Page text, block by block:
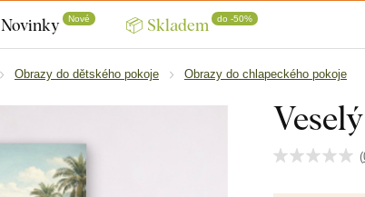
Novinky Nové 📦 Skladem do -50%
Obrazy do dětského pokoje Obrazy do chlapeckého pokoje
(